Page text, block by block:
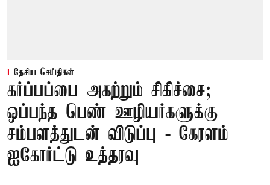
தேசிய செய்திகள்
கர்ப்பப்பை அகற்றும் சிகிச்சை;
ஒப்பந்த பெண் ஊழியர்களுக்கு
சம்பளத்துடன் விடுப்பு - கேரளம்
ஐகோர்ட்டு உத்தரவு